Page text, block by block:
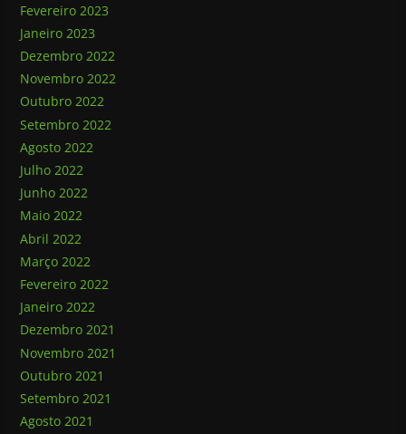
Fevereiro 2023
Janeiro 2023
Dezembro 2022
Novembro 2022
Outubro 2022
Setembro 2022
Agosto 2022
Julho 2022
Junho 2022
Maio 2022
Abril 2022
Março 2022
Fevereiro 2022
Janeiro 2022
Dezembro 2021
Novembro 2021
Outubro 2021
Setembro 2021
Agosto 2021